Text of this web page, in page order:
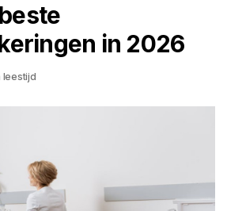
in 2026
leestijd